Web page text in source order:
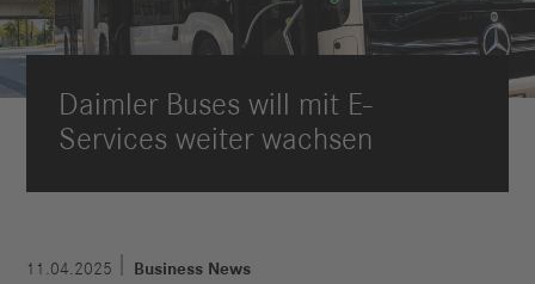
Daimler Buses will mit E-
Services weiter wachsen
11.04.2025 Business News